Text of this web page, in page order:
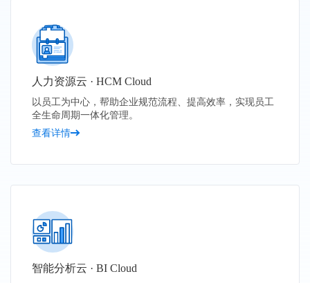
人力资源云 · HCM Cloud
以员工为中心，帮助企业规范流程、提高效率，实现员工
全生命周期一体化管理。
查看详情
智能分析云 · BI Cloud